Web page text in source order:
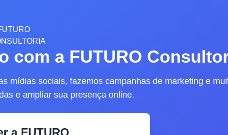
com a FUTURO
mídias sociais, fazemos campanhas de marketing e
e ampliar sua presença online.
a FUTURO